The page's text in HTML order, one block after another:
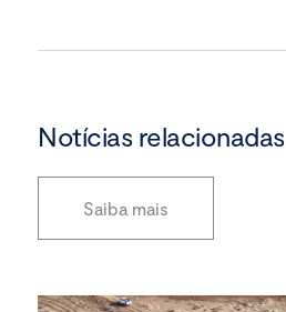
Notícias relacionadas
Saiba mais